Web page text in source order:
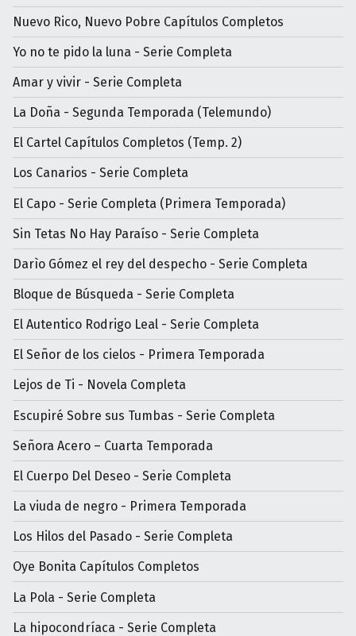
Nuevo Rico, Nuevo Pobre Capítulos Completos
Yo no te pido la luna - Serie Completa
Amar y vivir - Serie Completa
La Doña - Segunda Temporada (Telemundo)
El Cartel Capítulos Completos (Temp. 2)
Los Canarios - Serie Completa
El Capo - Serie Completa (Primera Temporada)
Sin Tetas No Hay Paraíso - Serie Completa
Darìo Gómez el rey del despecho - Serie Completa
Bloque de Búsqueda - Serie Completa
El Autentico Rodrigo Leal - Serie Completa
El Señor de los cielos - Primera Temporada
Lejos de Ti - Novela Completa
Escupiré Sobre sus Tumbas - Serie Completa
Señora Acero – Cuarta Temporada
El Cuerpo Del Deseo - Serie Completa
La viuda de negro - Primera Temporada
Los Hilos del Pasado - Serie Completa
Oye Bonita Capítulos Completos
La Pola - Serie Completa
La hipocondríaca - Serie Completa